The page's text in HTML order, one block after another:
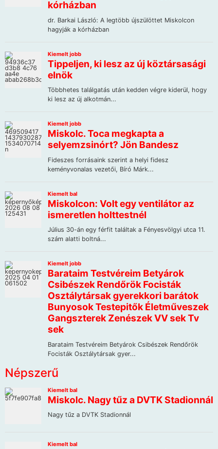
Népszerű